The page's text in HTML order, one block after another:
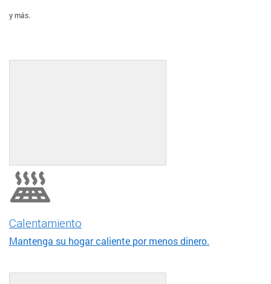
y más.
Calentamiento
Mantenga su hogar caliente por menos dinero.